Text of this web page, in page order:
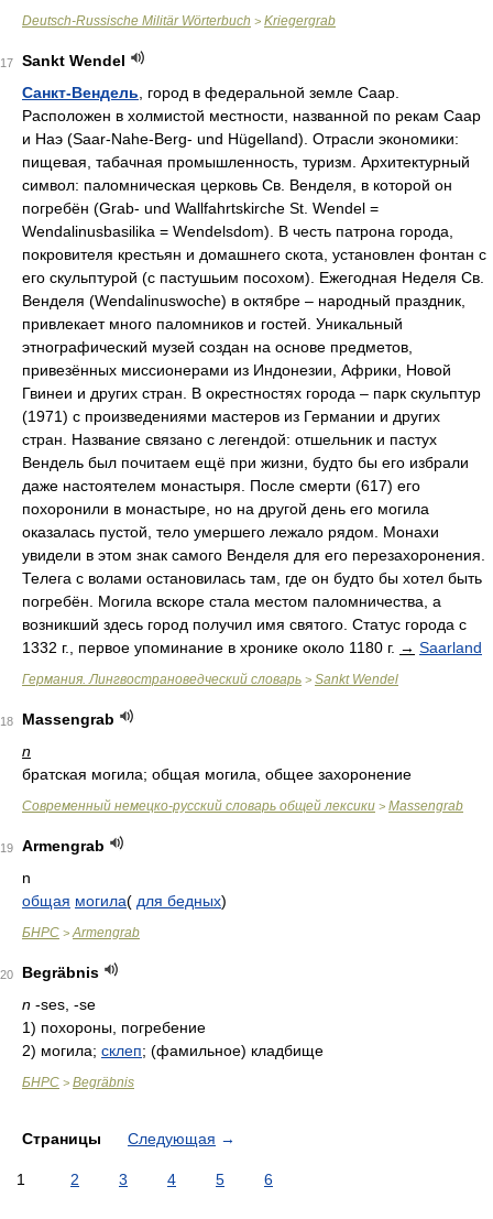
Deutsch-Russische Militär Wörterbuch > Kriegergrab
17
Sankt Wendel
Санкт-Вендель , город в федеральной земле Саар.
Расположен в холмистой местности, названной по рекам Саар
и Наэ (Saar-Nahe-Berg- und Hügelland). Отрасли экономики:
пищевая, табачная промышленность, туризм. Архитектурный
символ: паломническая церковь Св. Венделя, в которой он
погребён (Grab- und Wallfahrtskirche St. Wendel =
Wendalinusbasilika = Wendelsdom). В честь патрона города,
покровителя крестьян и домашнего скота, установлен фонтан с
его скульптурой (с пастушьим посохом). Ежегодная Неделя Св.
Венделя (Wendalinuswoche) в октябре – народный праздник,
привлекает много паломников и гостей. Уникальный
этнографический музей создан на основе предметов,
привезённых миссионерами из Индонезии, Африки, Новой
Гвинеи и других стран. В окрестностях города – парк скульптур
(1971) с произведениями мастеров из Германии и других
стран. Название связано с легендой: отшельник и пастух
Вендель был почитаем ещё при жизни, будто бы его избрали
даже настоятелем монастыря. После смерти (617) его
похоронили в монастыре, но на другой день его могила
оказалась пустой, тело умершего лежало рядом. Монахи
увидели в этом знак самого Венделя для его перезахоронения.
Телега с волами остановилась там, где он будто бы хотел быть
погребён. Могила вскоре стала местом паломничества, а
возникший здесь город получил имя святого. Статус города с
1332 г., первое упоминание в хронике около 1180 г. → Saarland
Германия. Лингвострановедческий словарь > Sankt Wendel
18
Massengrab
n
братская могила; общая могила, общее захоронение
Современный немецко-русский словарь общей лексики > Massengrab
19
Armengrab
n
общая могила( для бедных)
БНРС > Armengrab
20
Begräbnis
n -ses, -se
1) похороны, погребение
2) могила; склеп; (фамильное) кладбище
БНРС > Begräbnis
Страницы Следующая →
1 2 3 4 5 6